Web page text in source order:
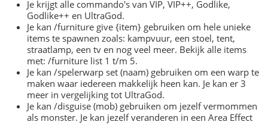
Je krijgt alle commando's van VIP, VIP++, Godlike,
Godlike++ en UltraGod.
Je kan /furniture give {item} gebruiken om hele unieke
items te spawnen zoals: kampvuur, een stoel, tent,
straatlamp, een tv en nog veel meer. Bekijk alle items
met: /furniture list 1 t/m 5.
Je kan /spelerwarp set (naam) gebruiken om een warp te
maken waar iedereen makkelijk heen kan. Je kan er 3
meer in vergelijking tot UltraGod.
Je kan /disguise (mob) gebruiken om jezelf vermommen
als monster. Je kan jezelf veranderen in een Area Effect